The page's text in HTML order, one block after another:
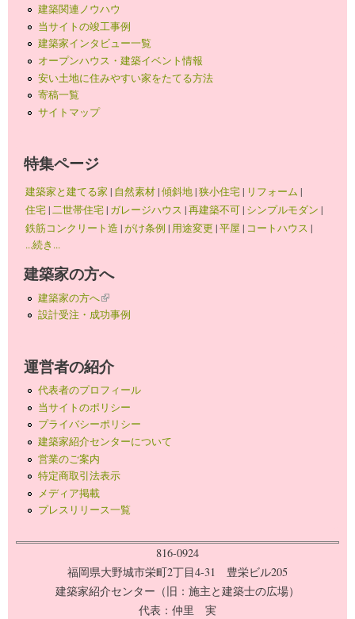
建築関連ノウハウ
当サイトの竣工事例
建築家インタビュー一覧
オープンハウス・建築イベント情報
安い土地に住みやすい家をたてる方法
寄稿一覧
サイトマップ
特集ページ
建築家と建てる家 | 自然素材|傾斜地|狭小住宅| リフォーム |
住宅|二世帯住宅| ガレージハウス |再建築不可| シンプルモダン |
鉄筋コンクリート造 |がけ条例 | 用途変更 |平屋 | コートハウス |
...続き...
建築家の方へ
建築家の方へ(link is external)
設計受注・成功事例
運営者の紹介
代表者のプロフィール
当サイトのポリシー
プライバシーポリシー
建築家紹介センターについて
営業のご案内
特定商取引法表示
メディア掲載
プレスリリース一覧
816-0924
福岡県大野城市栄町2丁目4-31 豊栄ビル205
建築家紹介センター（旧：施主と建築士の広場）
代表：仲里 実